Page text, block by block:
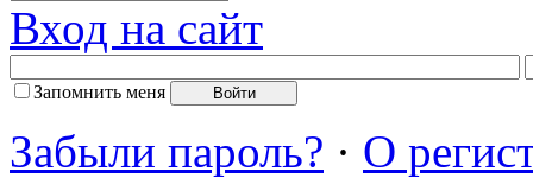
Вход на сайт
Запомнить меня
Забыли пароль? · О